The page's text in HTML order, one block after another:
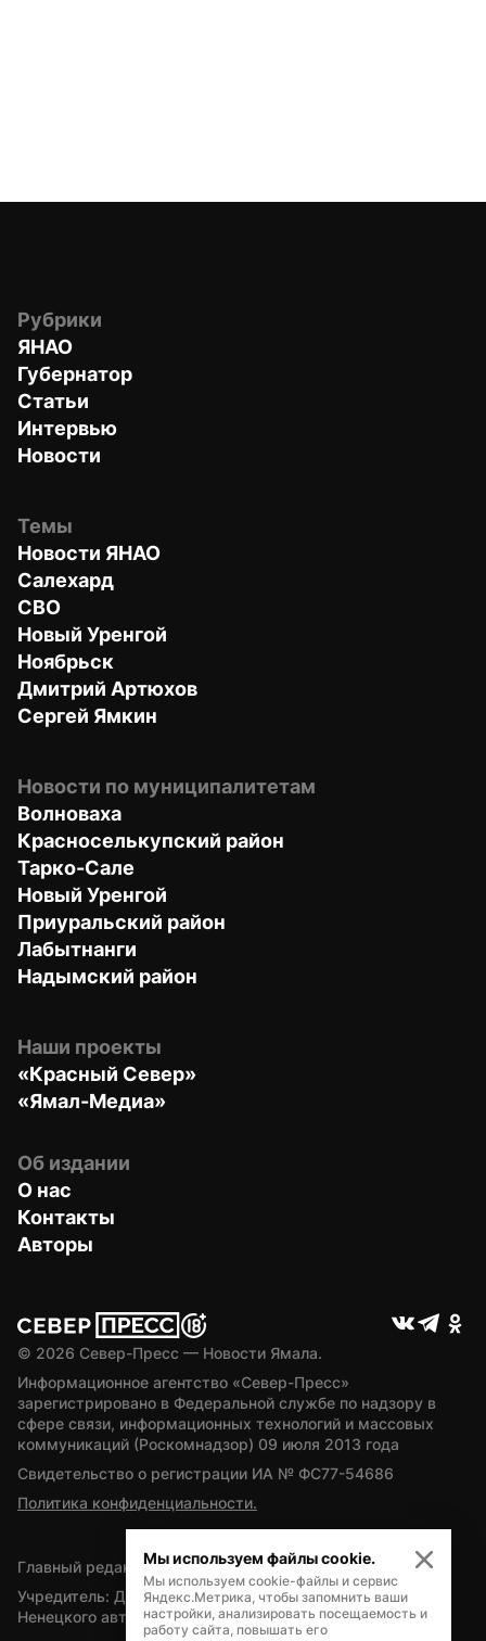
Рубрики
ЯНАО
Губернатор
Статьи
Интервью
Новости
Темы
Новости ЯНАО
Салехард
СВО
Новый Уренгой
Ноябрьск
Дмитрий Артюхов
Сергей Ямкин
Новости по муниципалитетам
Волноваха
Красноселькупский район
Тарко-Сале
Новый Уренгой
Приуральский район
Лабытнанги
Надымский район
Наши проекты
«Красный Север»
«Ямал-Медиа»
Об издании
О нас
Контакты
Авторы
© 2026 Север-Пресс — Новости Ямала.
Информационное агентство «Север-Пресс»
зарегистрировано в Федеральной службе по надзору в
сфере связи, информационных технологий и массовых
коммуникаций (Роскомнадзор) 09 июля 2013 года
Свидетельство о регистрации ИА № ФС77-54686
Политика конфиденциальности.
Главный редактор — А.Л. Поздеев
Учредитель: Департамент внутренней политики Ямало-
Ненецкого автономного округа
Мы используем файлы cookie.
Мы используем cookie-файлы и сервис
Яндекс.Метрика, чтобы запомнить ваши
настройки, анализировать посещаемость и
работу сайта, повышать его